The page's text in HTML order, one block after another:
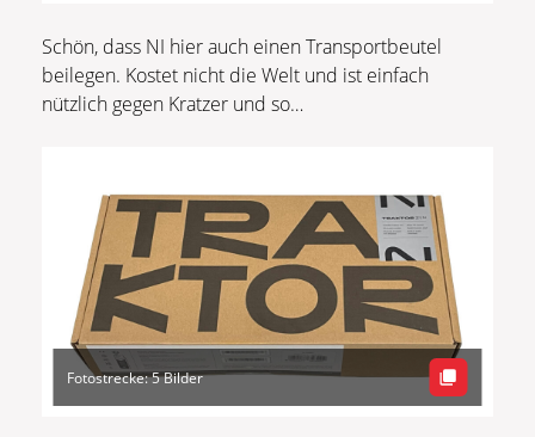
Schön, dass NI hier auch einen Transportbeutel
beilegen. Kostet nicht die Welt und ist einfach
nützlich gegen Kratzer und so…
Fotostrecke: 5 Bilder